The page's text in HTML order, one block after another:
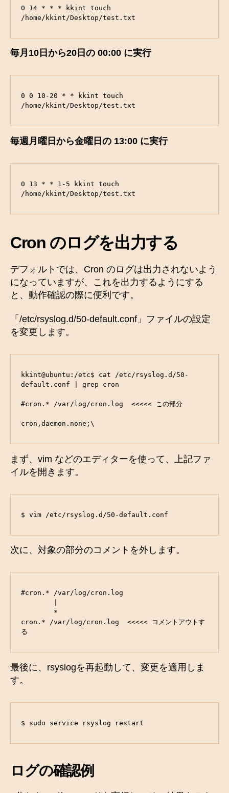
0 14 * * * kkint touch
/home/kkint/Desktop/test.txt
毎月10日から20日の 00:00 に実行
0 0 10-20 * * kkint touch
/home/kkint/Desktop/test.txt
毎週月曜日から金曜日の 13:00 に実行
0 13 * * 1-5 kkint touch
/home/kkint/Desktop/test.txt
Cron のログを出力する
デフォルトでは、Cron のログは出力されないよう
になっていますが、これを出力するようにする
と、動作確認の際に便利です。
「/etc/rsyslog.d/50-default.conf」ファイルの設定
を変更します。
kkint@ubuntu:/etc$ cat /etc/rsyslog.d/50-
default.conf | grep cron
#cron.* /var/log/cron.log  <<<<< この部分
cron,daemon.none;\
まず、vim などのエディターを使って、上記ファ
イルを開きます。
$ vim /etc/rsyslog.d/50-default.conf
次に、対象の部分のコメントを外します。
#cron.* /var/log/cron.log
cron.* /var/log/cron.log  <<<<< コメントアウトす
る
最後に、rsyslogを再起動して、変更を適用しま
す。
$ sudo service rsyslog restart
ログの確認例